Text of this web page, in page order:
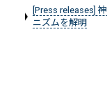
[Press releases]
ニズムを解明